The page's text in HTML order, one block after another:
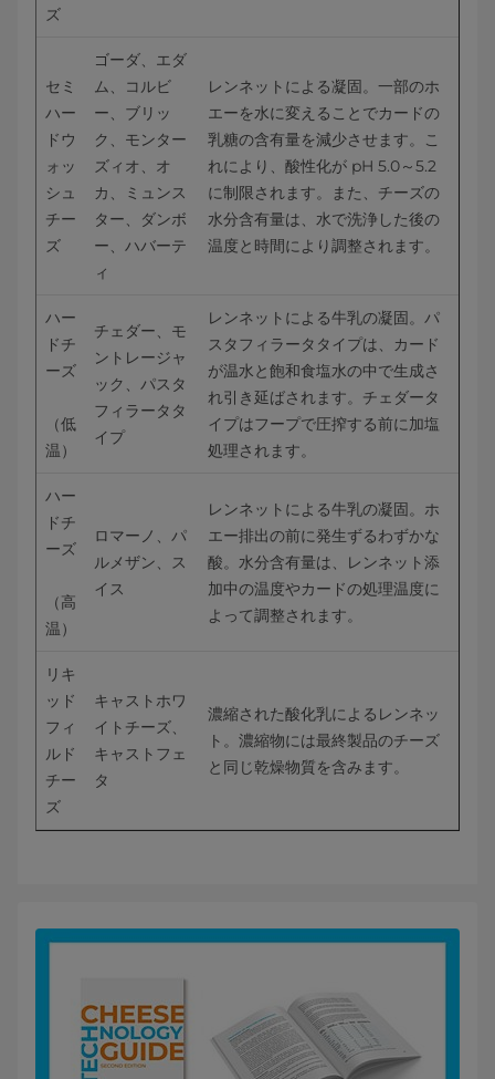
ズ
セミ
ハー
ドウ
ォッ
シュ
チー
ズ
ゴーダ、エダ
ム、コルビ
ー、ブリッ
ク、モンター
ズィオ、オ
カ、ミュンス
ター、ダンボ
ー、ハバーテ
ィ
レンネットによる凝固。一部のホ
エーを水に変えることでカードの
乳糖の含有量を減少させます。こ
れにより、酸性化が pH 5.0～5.2
に制限されます。また、チーズの
水分含有量は、水で洗浄した後の
温度と時間により調整されます。
ハー
ドチ
ーズ
（低
温）
チェダー、モ
ントレージャ
ック、パスタ
フィラータタ
イプ
レンネットによる牛乳の凝固。パ
スタフィラータタイプは、カード
が温水と飽和食塩水の中で生成さ
れ引き延ばされます。チェダータ
イプはフープで圧搾する前に加塩
処理されます。
ハー
ドチ
ーズ
（高
温）
ロマーノ、パ
ルメザン、ス
イス
レンネットによる牛乳の凝固。ホ
エー排出の前に発生ずるわずかな
酸。水分含有量は、レンネット添
加中の温度やカードの処理温度に
よって調整されます。
リキ
ッド
フィ
ルド
チー
ズ
キャストホワ
イトチーズ、
キャストフェ
タ
濃縮された酸化乳によるレンネッ
ト。濃縮物には最終製品のチーズ
と同じ乾燥物質を含みます。